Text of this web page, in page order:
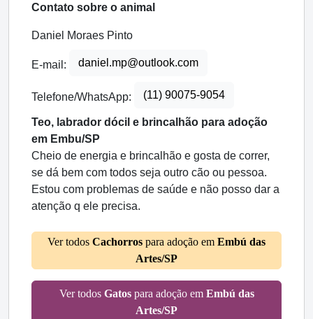
Contato sobre o animal
Daniel Moraes Pinto
E-mail: daniel.mp@outlook.com
Telefone/WhatsApp: (11) 90075-9054
Teo, labrador dócil e brincalhão para adoção
em Embu/SP
Cheio de energia e brincalhão e gosta de correr,
se dá bem com todos seja outro cão ou pessoa.
Estou com problemas de saúde e não posso dar a
atenção q ele precisa.
Ver todos Cachorros para adoção em Embú das
Artes/SP
Ver todos Gatospara adoção em Embú das
Artes/SP